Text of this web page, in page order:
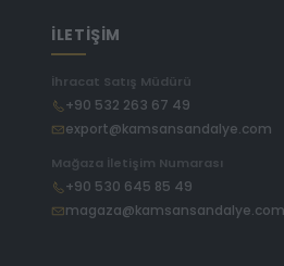
İLETİŞİM
İhracat Satış Müdürü
+90 532 263 67 49
export@kamsansandalye.com
Mağaza İletişim Numarası
+90 530 645 85 49
magaza@kamsansandalye.com